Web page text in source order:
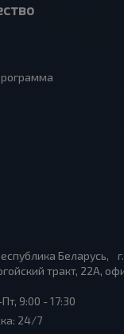
Беларусь, г.
тракт, 22А,
9:00 - 17:30
24/7